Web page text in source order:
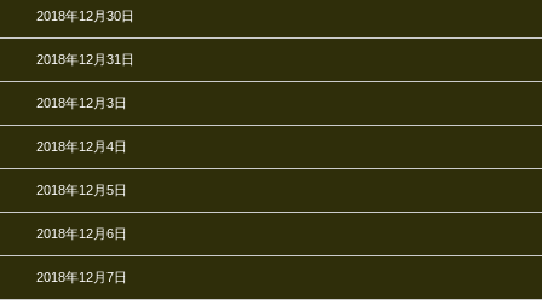
2018年12月30日
2018年12月31日
2018年12月3日
2018年12月4日
2018年12月5日
2018年12月6日
2018年12月7日